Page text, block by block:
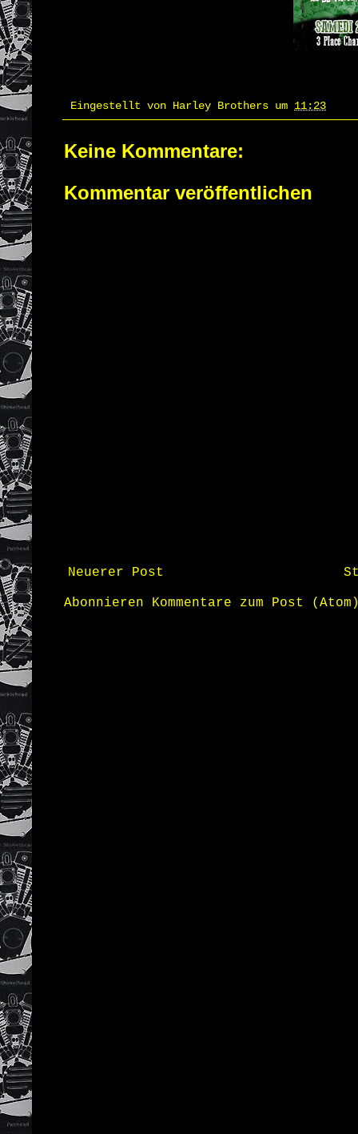
Eingestellt von Harley Brothers um 11:23
Keine Kommentare:
Kommentar veröffentlichen
Neuerer Post
Abonnieren Kommentare zum Post